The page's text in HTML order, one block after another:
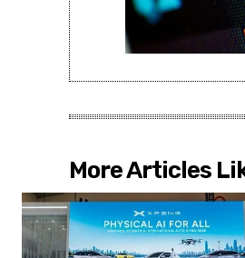
More Articles